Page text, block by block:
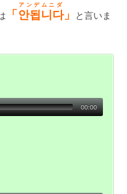
「안됩니다
アンデムニダ
」
と言いま
00:00